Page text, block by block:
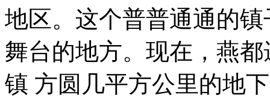
地区。这个普普通通的
舞台的地方。现在，燕
镇 方圆几平方公里的地